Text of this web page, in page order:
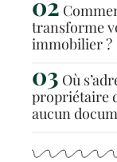
transforme
immobilier ?
Où
propriétaire
aucun